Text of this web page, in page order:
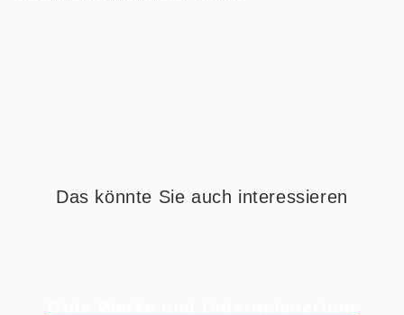
Das könnte Sie auch interessieren